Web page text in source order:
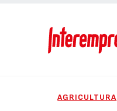
AGRICULTURA